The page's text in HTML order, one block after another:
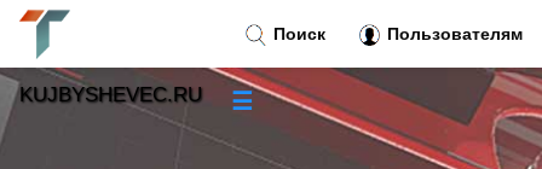
Поиск Пользователям
KUJBYSHEVEC.RU ☰
»